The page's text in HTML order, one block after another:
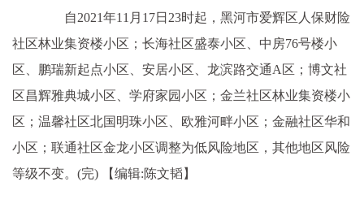
自2021年11月17日23时起，黑河市爱辉区人保财险
社区林业集资楼小区；长海社区盛泰小区、中房76号楼小
区、鹏瑞新起点小区、安居小区、龙滨路交通A区；博文社
区昌辉雅典城小区、学府家园小区；金兰社区林业集资楼小
区；温馨社区北国明珠小区、欧雅河畔小区；金融社区华和
小区；联通社区金龙小区调整为低风险地区，其他地区风险
等级不变。(完)
【编辑:陈文韬】